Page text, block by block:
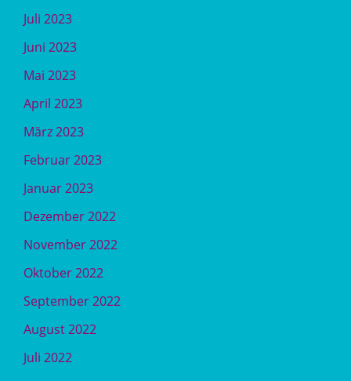
Juli 2023
Juni 2023
Mai 2023
April 2023
März 2023
Februar 2023
Januar 2023
Dezember 2022
November 2022
Oktober 2022
September 2022
August 2022
Juli 2022